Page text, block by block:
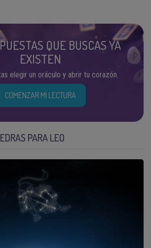
QUE BUSCAS YA
EXISTEN
elegir un oráculo y abrir tu corazón.
COMENZAR MI LECTURA
PARA LEO